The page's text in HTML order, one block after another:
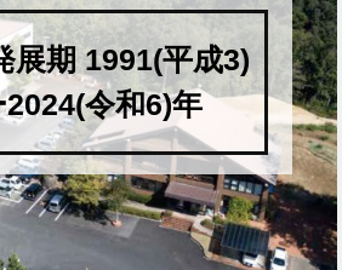
展期 1991(平成3)
2024(令和6)年